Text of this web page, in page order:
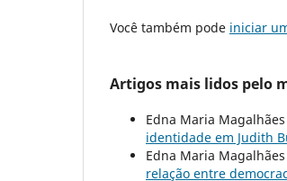
Você também pode iniciar
Artigos mais lidos pelo
Edna Maria
identidade em Judith
Edna Maria
relação entre